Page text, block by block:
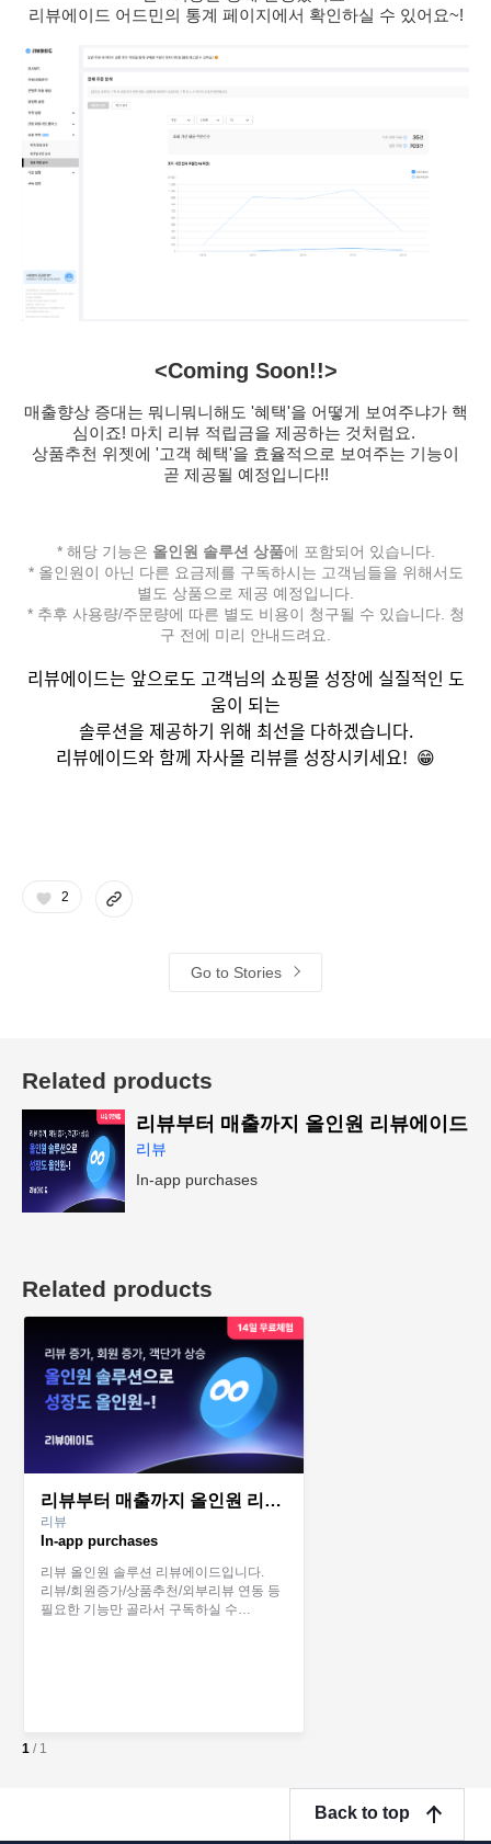
리뷰에이드 어드민의 통계 페이지에서 확인하실 수 있어요~!
<Coming Soon!!>
매출향상 증대는 뭐니뭐니해도 '혜택'을 어떻게 보여주냐가 핵
심이죠! 마치 리뷰 적립금을 제공하는 것처럼요.
상품추천 위젯에 '고객 혜택'을 효율적으로 보여주는 기능이
곧 제공될 예정입니다!!
* 해당 기능은 올인원 솔루션 상품에 포함되어 있습니다.
* 올인원이 아닌 다른 요금제를 구독하시는 고객님들을 위해서도
별도 상품으로 제공 예정입니다.
* 추후 사용량/주문량에 따른 별도 비용이 청구될 수 있습니다. 청
구 전에 미리 안내드려요.
리뷰에이드는 앞으로도 고객님의 쇼핑몰 성장에 실질적인 도
움이 되는
솔루션을 제공하기 위해 최선을 다하겠습니다.
리뷰에이드와 함께 자사몰 리뷰를 성장시키세요! 😁
2
Go to Stories
Related products
리뷰부터 매출까지 올인원 리뷰에이드
리뷰
In-app purchases
Related products
리뷰부터 매출까지 올인원 리뷰에이드
리뷰
In-app purchases
리뷰 올인원 솔루션 리뷰에이드입니다.
리뷰/회원증가/상품추천/외부리뷰 연동 등
필요한 기능만 골라서 구독하실 수
1 / 1
Back to top